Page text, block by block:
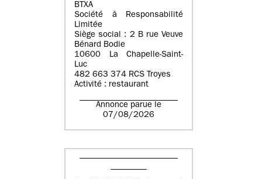
BTXA
Société à Responsabilité
Limitée
Siège social : 2 B rue Veuve
Bénard Bodie
10600 La Chapelle-Saint-
Luc
482 663 374 RCS Troyes
Activité : restaurant
Annonce parue le
07/08/2026